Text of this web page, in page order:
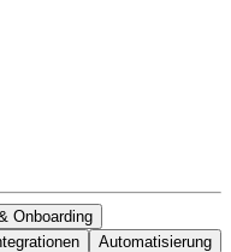
Onboarding
Automatisierung